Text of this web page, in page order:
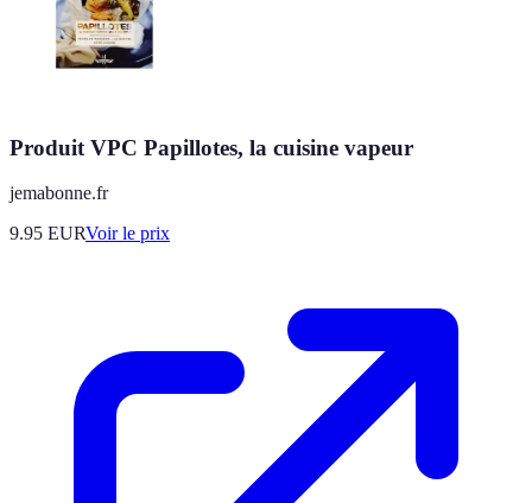
Produit VPC Papillotes, la cuisine vapeur
jemabonne.fr
9.95 EURVoir le prix